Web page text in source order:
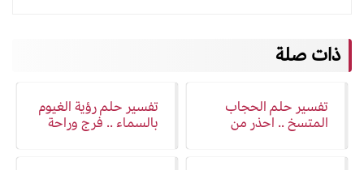
ذات صلة
تفسير حلم الحجاب
المتسخ .. احذر من
تفسير حلم رؤية الغيوم
بالسماء .. فرج وراحة